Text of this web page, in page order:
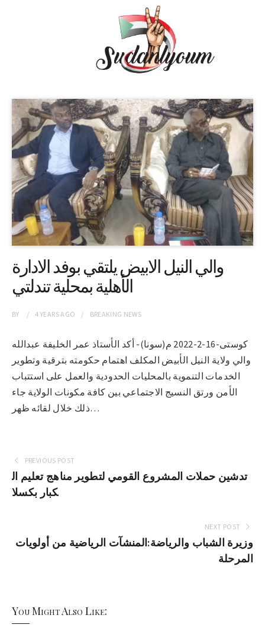
والي النيل الابيض يلتقي بوفد الادارة
الأهلية بمحلية تندلتي
BY 4 YEARSAGO BREAKING NEWS
كوستى-16-2-2022 م(سونا)- أكد الأستاذ عمر الخليفة عبدالله
والي ولاية النيل الأبيض المكلف اهتمام حكومته بترقية وتطوير
الخدمات التنموية بالمحليات الحدودية والعمل على استتباب
الأمن ورتق النسيج الاجتماعي بين كافة مكونات الولاية جاء
ذلك خلال لقائه ظهر…
PREVIOUS POST
تدشين حملات المشروع القومي لتطوير مناهج تعليم ال
كبار بكسلا
NEXT POST
وزيرة الشباب والرياضة:المنشآت الرياضية من أولويات
المرحلة
You Might Also Like: